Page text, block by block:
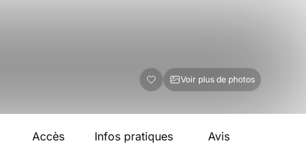
Voir plus de photos
Accès Infos pratiques Avis